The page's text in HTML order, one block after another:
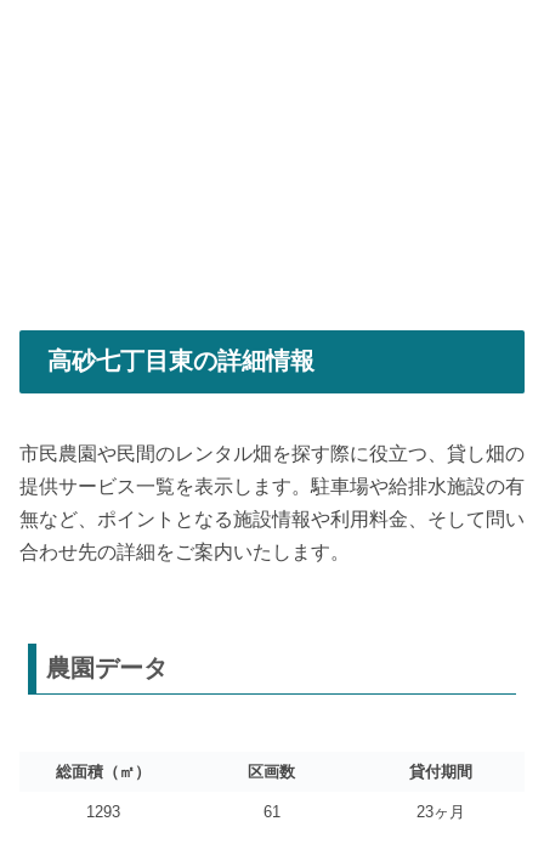
高砂七丁目東の詳細情報
市民農園や民間のレンタル畑を探す際に役立つ、貸し畑の
提供サービス一覧を表示します。駐車場や給排水施設の有
無など、ポイントとなる施設情報や利用料金、そして問い
合わせ先の詳細をご案内いたします。
農園データ
総面積（㎡） 区画数 貸付期間
1293 61 23ヶ月